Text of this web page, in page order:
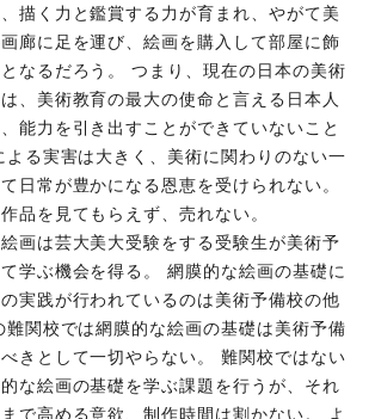
描く力と鑑賞する力が育まれ、やがて美
廊に足を運び、絵画を購入して部屋に飾
なるだろう。 つまり、現在の日本の美術
、美術教育の最大の使命と言える日本人
能力を引き出すことができていないこと
よる実害は大きく、美術に関わりのない一
日常が豊かになる恩恵を受けられない。
品を見てもらえず、売れない。
画は芸大美大受験をする受験生が美術予
学ぶ機会を得る。 網膜的な絵画の基礎に
実践が行われているのは美術予備校の他
難関校では網膜的な絵画の基礎は美術予備
きとして一切やらない。 難関校ではない
な絵画の基礎を学ぶ課題を行うが、それ
で高める意欲、制作時間は割かない。 よ